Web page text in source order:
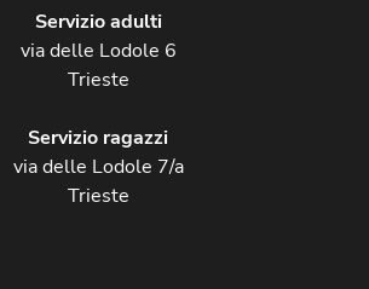
Servizio adulti
via delle Lodole 6
Trieste
Servizio ragazzi
via delle Lodole 7/a
Trieste